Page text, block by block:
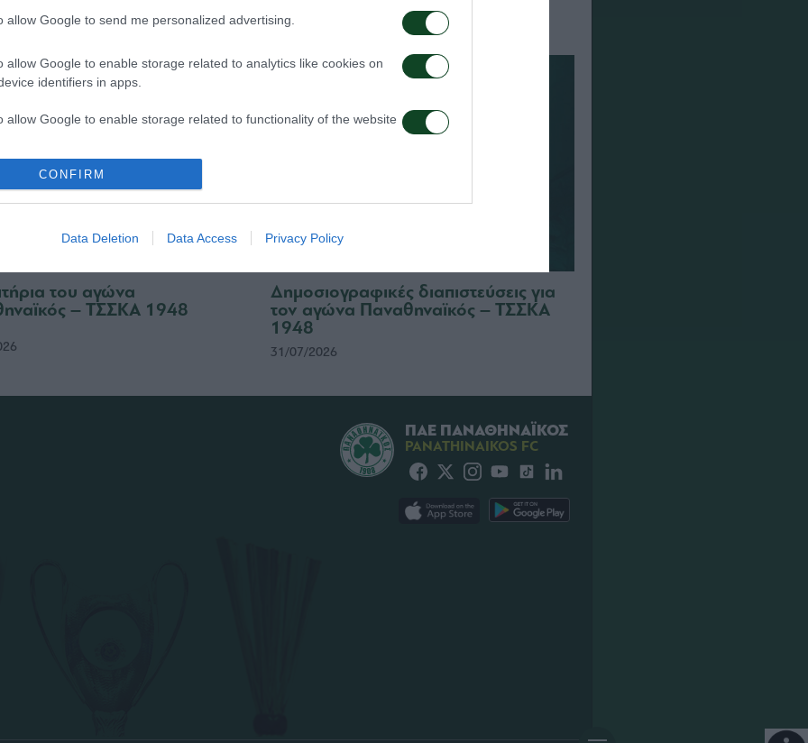
allow Google to send me personalized advertising.
allow Google to enable storage related to analytics like cookies on
identifiers in apps.
allow Google to enable storage related to functionality of the website
allow Google to enable storage related to personalization.
functionality and fraud prevention, and other user protection.
CONFIRM
Data Deletion Data Access Privacy Policy
του αγώνα
– ΤΣΣΚΑ 1948
Δημοσιογραφικές διαπιστεύσεις για
τον αγώνα Παναθηναϊκός – ΤΣΣΚΑ
1948
31/07/2026
ΠΑΕ ΠΑΝΑΘΗΝΑΪΚΟΣ
PANATHINAIKOS FC